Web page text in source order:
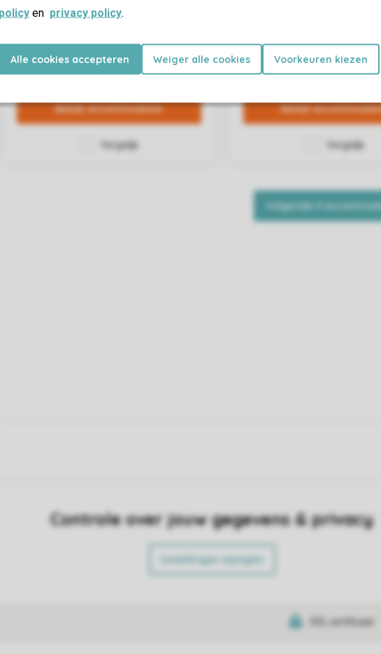
policy en privacy policy.
Alle cookies accepteren Weiger alle cookies Voorkeuren kiezen
Controle over jouw gegevens & privacy
Instellingen wijzigen
SSL certificaat